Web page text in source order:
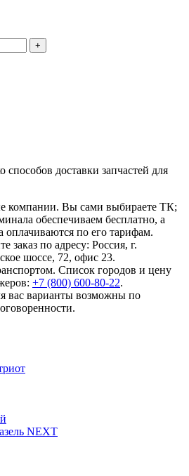
+
доставки запчастей для
компании. Вы сами выбираете ТК;
обеспечиваем бесплатно, а
оплачиваются по его тарифам.
заказ по адресу: Россия, г.
шоссе, 72, офис 23.
Список городов и цену
+7 (800) 600-80-22.
вас варианты возможны по
NEXT